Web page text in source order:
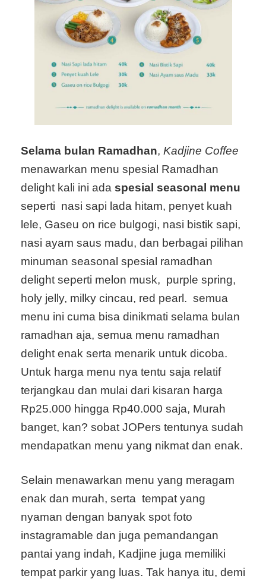
Selama bulan Ramadhan, Kadjine Coffee
menawarkan menu spesial Ramadhan
delight kali ini ada spesial seasonal menu
seperti nasi sapi lada hitam, penyet kuah
lele, Gaseu on rice bulgogi, nasi bistik sapi,
nasi ayam saus madu, dan berbagai pilihan
minuman seasonal spesial ramadhan
delight seperti melon musk, purple spring,
holy jelly, milky cincau, red pearl. semua
menu ini cuma bisa dinikmati selama bulan
ramadhan aja, semua menu ramadhan
delight enak serta menarik untuk dicoba.
Untuk harga menu nya tentu saja relatif
terjangkau dan mulai dari kisaran harga
Rp25.000 hingga Rp40.000 saja, Murah
banget, kan? sobat JOPers tentunya sudah
mendapatkan menu yang nikmat dan enak.
Selain menawarkan menu yang meragam
enak dan murah, serta tempat yang
nyaman dengan banyak spot foto
instagramable dan juga pemandangan
pantai yang indah, Kadjine juga memiliki
tempat parkir yang luas. Tak hanya itu, demi